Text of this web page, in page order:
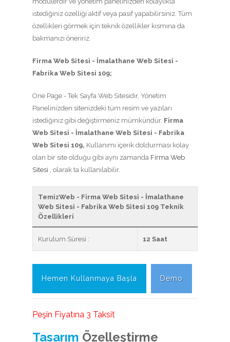
istediğiniz özelliği aktif veya pasif yapabilirsiniz. Tüm
özellikleri görmek için teknik özellikler kısmına da
bakmanızı öneririz.
Firma Web Sitesi - İmalathane Web Sitesi -
Fabrika Web Sitesi 109;
One Page - Tek Sayfa Web Sitesidir, Yönetim
Panelinizden sitenizdeki tüm resim ve yazıları
istediğiniz gibi değiştirmeniz mümkündür. Firma
Web Sitesi - İmalathane Web Sitesi - Fabrika
Web Sitesi 109, Kullanımı içerik doldurması kolay
olan bir site olduğu gibi aynı zamanda Firma Web
Sitesi , olarak ta kullanılabilir.
TemizWeb - Firma Web Sitesi - İmalathane
Web Sitesi - Fabrika Web Sitesi 109 Teknik
Özellikleri
Kurulum Süresi : 12 Saat
Hemen Kullanmaya Başla Demo
Peşin Fiyatına 3 Taksit
Tasarım Özelleştirme